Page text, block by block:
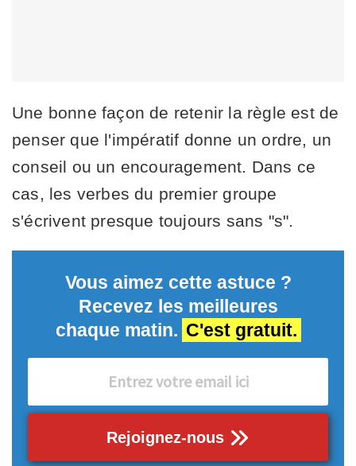
Une bonne façon de retenir la règle est de
penser que l'impératif donne un ordre, un
conseil ou un encouragement. Dans ce
cas, les verbes du premier groupe
s'écrivent presque toujours sans "s".
Vous aimez cette astuce ?
Recevez les meilleures
chaque matin. C'est gratuit.
Rejoignez-nous